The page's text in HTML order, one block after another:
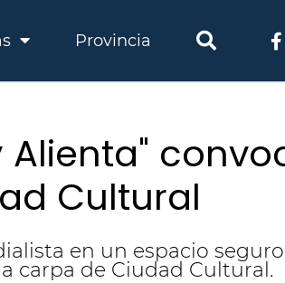
Provincia
Alienta"
Cultural
en un espacio
carpa de Ciudad Cultural.